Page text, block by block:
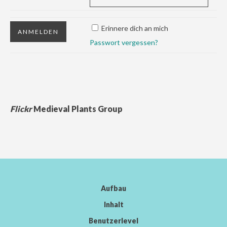
Erinnere dich an mich
Passwort vergessen?
FlickrMedieval Plants Group
Aufbau
Inhalt
Benutzerlevel